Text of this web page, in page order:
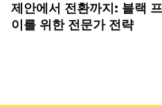
제안에서 전환까지: 블랙
이를 위한 전문가 전략